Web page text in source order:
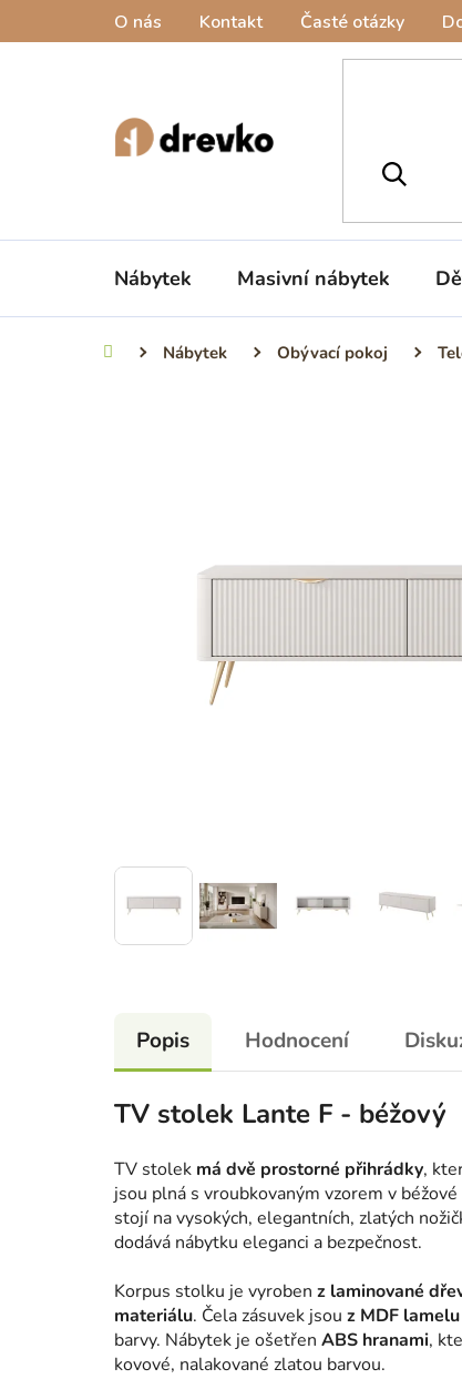
O nás Kontakt Časté otázky
Nábytek Masivní nábytek
Domů Nábytek Obývací pokoj
Popis Hodnocení
TV stolek Lante F - béžový
TV stolek má dvě prostorné přihrádky,
jsou plná s vroubkovaným vzorem v
stojí na vysokých, elegantních, zlatých
dodává nábytku eleganci a bezpečnost.
Korpus stolku je vyroben z laminované
materiálu. Čela zásuvek jsou z MDF lamelu
barvy. Nábytek je ošetřen ABS hranami,
kovové, nalakované zlatou barvou.